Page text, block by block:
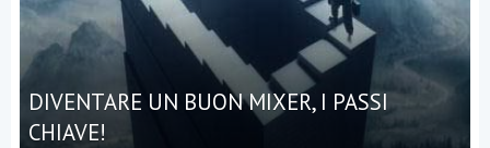
DIVENTARE UN BUON MIXER, I PASSI
CHIAVE!